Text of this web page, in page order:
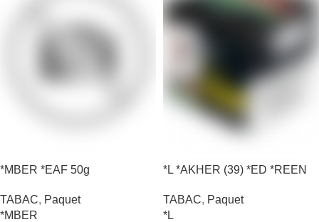
*MBER *EAF 50g
TABAC, Paquet
*MBER
*L *AKHER (39) *ED *REEN
TABAC, Paquet
*L